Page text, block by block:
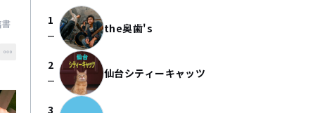
書 1
check_indeterminate_small the奥歯's
2
check_indeterminate_small 仙台シティーキャッツ
3